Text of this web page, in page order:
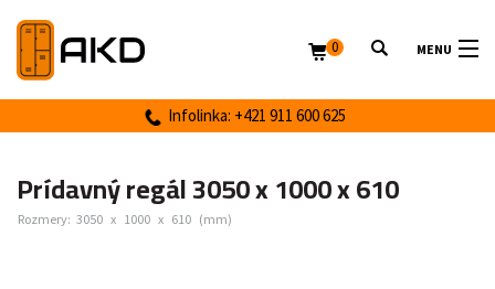
MENU
Infolinka: +421 911 600 625
0
Prídavný regál 3050 x 1000 x 610
Rozmery: 3050 x 1000 x 610 (mm)